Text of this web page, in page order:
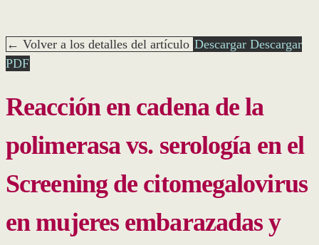
← Volver a los detalles del artículo Descargar Descargar
PDF
Reacción en cadena de la
polimerasa vs. serología en el
Screening de citomegalovirus
en mujeres embarazadas y